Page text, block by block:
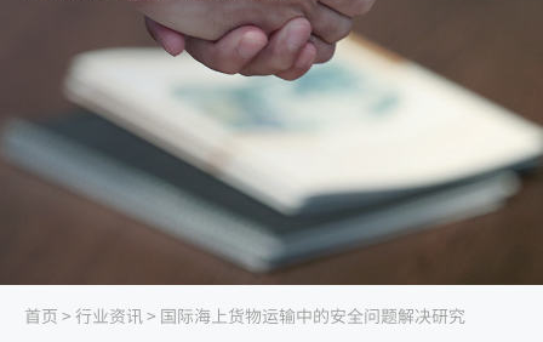
首页 > 行业资讯> 国际海上货物运输中的安全问题解决研究